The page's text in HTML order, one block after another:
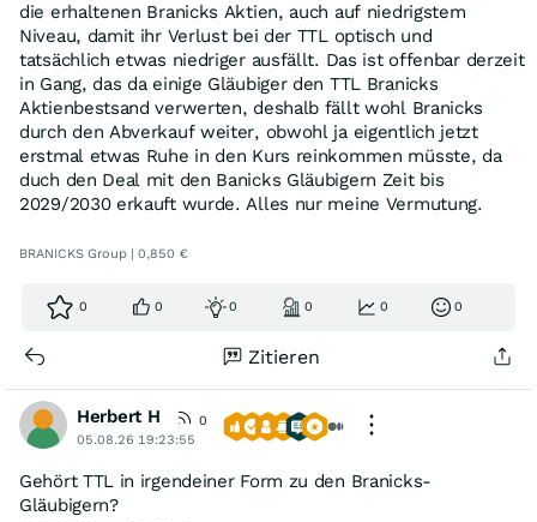
die erhaltenen Branicks Aktien, auch auf niedrigstem
Niveau, damit ihr Verlust bei der TTL optisch und
tatsächlich etwas niedriger ausfällt. Das ist offenbar derzeit
in Gang, das da einige Gläubiger den TTL Branicks
Aktienbestsand verwerten, deshalb fällt wohl Branicks
durch den Abverkauf weiter, obwohl ja eigentlich jetzt
erstmal etwas Ruhe in den Kurs reinkommen müsste, da
duch den Deal mit den Banicks Gläubigern Zeit bis
2029/2030 erkauft wurde. Alles nur meine Vermutung.
BRANICKS Group | 0,850 €
0 0 0 0 0 0
Zitieren
Herbert H
0
05.08.26 19:23:55
Gehört TTL in irgendeiner Form zu den Branicks-
Gläubigern?